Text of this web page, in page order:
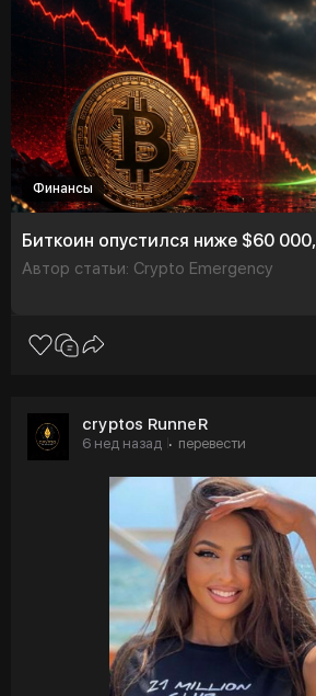
Финансы
Автор статьи: Crypto Emergency
cryptos RunneR
6 нед назад · перевести